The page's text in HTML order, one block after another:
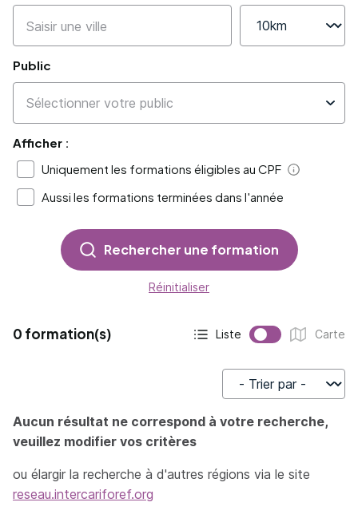
Public
Afficher :
Uniquement les formations éligibles au CPF
Aide
Aussi les formations terminées dans l'année
Rechercher une formation
Réinitialiser
0 formation(s)
Affichage actif :
Liste
Affichage :
Carte
Trier par
Aucun résultat ne correspond à votre recherche,
veuillez modifier vos critères
ou élargir la recherche à d'autres régions via le site
reseau.intercariforef.org